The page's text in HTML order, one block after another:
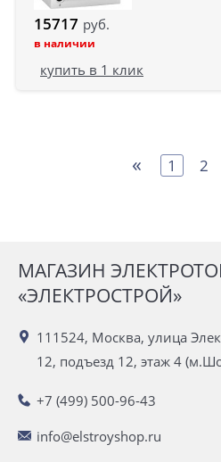
15717 руб.
в наличии
купить в 1 клик
« 1 2
МАГАЗИН
«ЭЛЕКТРОСТРОЙ»
111524, Москва, улица
12, подъезд 12, этаж 4
+7 (499) 500-96-43
info@elstroyshop.ru